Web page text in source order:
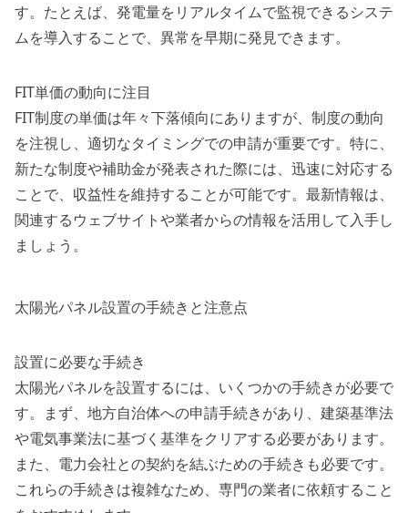
す。たとえば、発電量をリアルタイムで監視できるシステ
ムを導入することで、異常を早期に発見できます。
FIT単価の動向に注目
FIT制度の単価は年々下落傾向にありますが、制度の動向
を注視し、適切なタイミングでの申請が重要です。特に、
新たな制度や補助金が発表された際には、迅速に対応する
ことで、収益性を維持することが可能です。最新情報は、
関連するウェブサイトや業者からの情報を活用して入手し
ましょう。
太陽光パネル設置の手続きと注意点
設置に必要な手続き
太陽光パネルを設置するには、いくつかの手続きが必要で
す。まず、地方自治体への申請手続きがあり、建築基準法
や電気事業法に基づく基準をクリアする必要があります。
また、電力会社との契約を結ぶための手続きも必要です。
これらの手続きは複雑なため、専門の業者に依頼すること